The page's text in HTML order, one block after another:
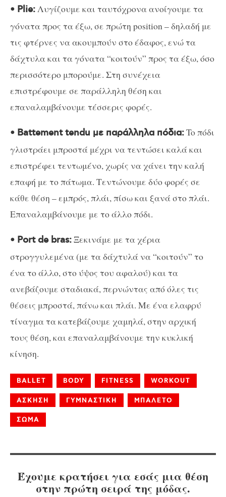
• Plie:Λυγίζουμε και ταυτόχρονα ανοίγουμε τα
γόνατα προς τα έξω, σε πρώτη position – δηλαδή με
τις φτέρνες να ακουμπούν στο έδαφος, ενώ τα
δάχτυλα και τα γόνατα “κοιτούν” προς τα έξω, όσο
περισσότερο μπορούμε. Στη συνέχεια
επιστρέφουμε σε παράλληλη θέση και
επαναλαμβάνουμε τέσσερις φορές.
• Battement tendu με παράλληλα πόδια:To πόδι
γλιστράει μπροστά μέχρι να τεντώσει καλά και
επιστρέφει τεντωμένο, χωρίς να χάνει την καλή
επαφή με το πάτωμα. Τεντώνουμε δύο φορές σε
κάθε θέση – εμπρός, πλάι, πίσω και ξανά στο πλάι.
Επαναλαμβάνουμε με το άλλο πόδι.
• Port de bras:Ξεκινάμε με τα χέρια
στρογγυλεμένα (με τα δάχτυλά να “κοιτούν” το
ένα το άλλο, στο ύψος του αφαλού) και τα
ανεβάζουμε σταδιακά, περνώντας από όλες τις
θέσεις μπροστά, πάνω και πλάι. Με ένα ελαφρύ
τίναγμα τα κατεβάζουμε χαμηλά, στην αρχική
τους θέση, και επαναλαμβάνουμε την κυκλική
κίνηση.
BALLET BODY FITNESS WORKOUT
ΑΣΚΗΣΗ ΓΥΜΝΑΣΤΙΚΗ ΜΠΑΛΕΤΟ
ΣΩΜΑ
Έχουμε κρατήσει για εσάς μια θέση
στην πρώτη σειρά της μόδας.